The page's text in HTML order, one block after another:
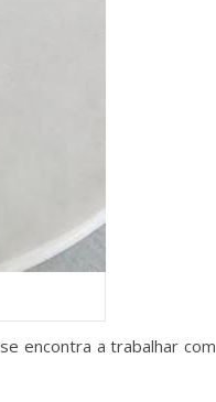
encontra a trabalhar com